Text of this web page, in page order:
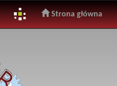
Strona główna